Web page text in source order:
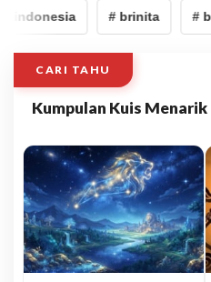
indonesia # brinita # bri
CARI TAHU
Kumpulan Kuis Menarik